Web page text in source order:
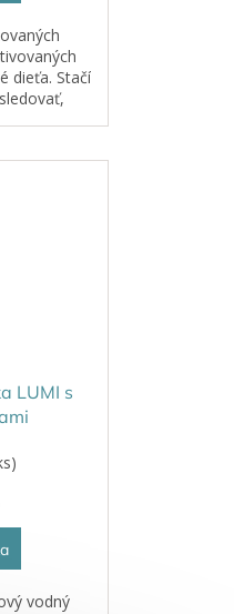
dieťa. Stačí
LUMI s
vodný